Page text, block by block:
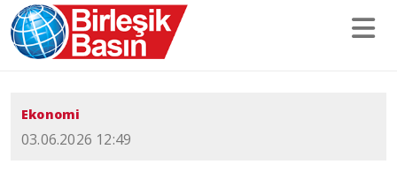
Ekonomi
03.06.2026 12:49